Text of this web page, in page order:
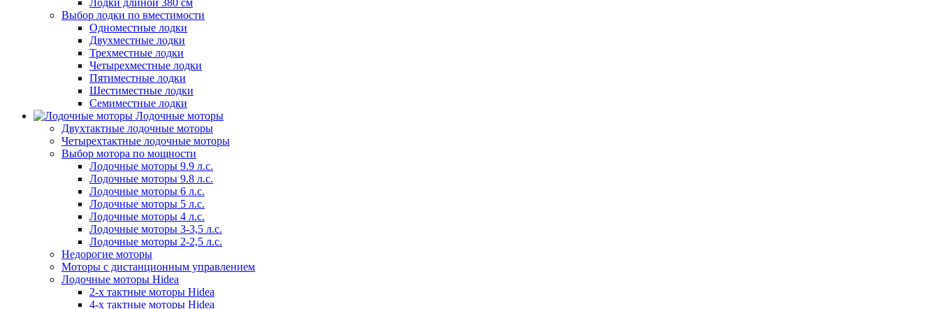
Лодки длиной 380 см
Выбор лодки по вместимости
Одноместные лодки
Двухместные лодки
Трехместные лодки
Четырехместные лодки
Пятиместные лодки
Шестиместные лодки
Семиместные лодки
Лодочные моторы
Двухтактные лодочные моторы
Четырехтактные лодочные моторы
Выбор мотора по мощности
Лодочные моторы 9.9 л.с.
Лодочные моторы 9.8 л.с.
Лодочные моторы 6 л.с.
Лодочные моторы 5 л.с.
Лодочные моторы 4 л.с.
Лодочные моторы 3-3,5 л.с.
Лодочные моторы 2-2,5 л.с.
Недорогие моторы
Моторы с дистанционным управлением
Лодочные моторы Hidea
2-х тактные моторы Hidea
4-х тактные моторы Hidea